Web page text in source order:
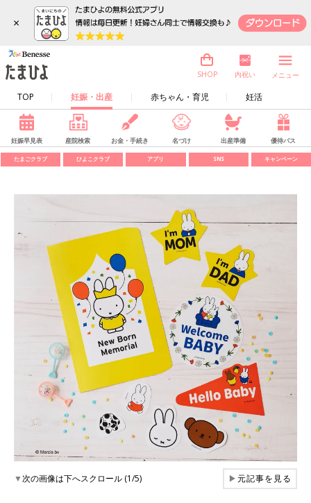
×
TOP 妊娠・出産 赤ちゃん・育児 妊活
SHOP 内祝い メニュー
妊娠早見表 産院検索 お金・手続き 名づけ 出産準備 優待パス
たまごクラブ ひよこクラブ アプリ SNS キャンペーン
▼次の画像は下へスクロール (1/5) ▶元記事を見る